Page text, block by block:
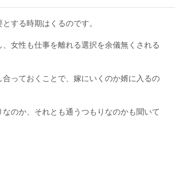
する時期はくるのです。
女性も仕事を離れる選択を余儀無くされる
っておくことで、嫁にいくのか婿に入るの
のか、それとも通うつもりなのかも聞いて